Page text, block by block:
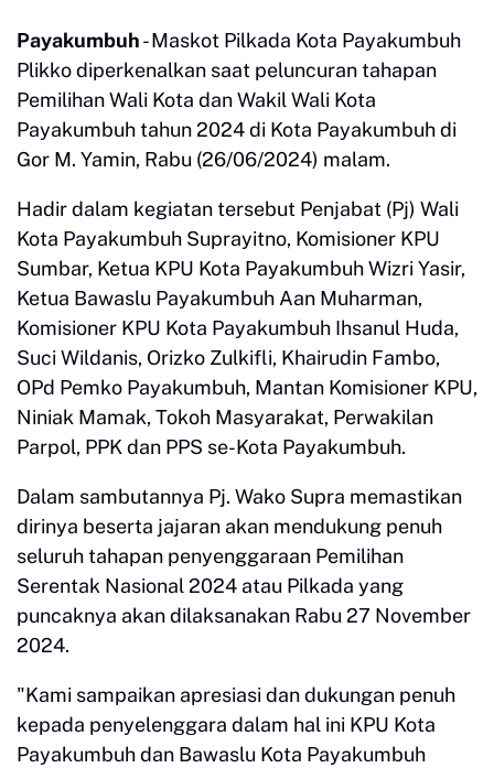
Payakumbuh- Maskot Pilkada Kota Payakumbuh
Plikko diperkenalkan saat peluncuran tahapan
Pemilihan Wali Kota dan Wakil Wali Kota
Payakumbuh tahun 2024 di Kota Payakumbuh di
Gor M. Yamin, Rabu (26/06/2024) malam.
Hadir dalam kegiatan tersebut Penjabat (Pj) Wali
Kota Payakumbuh Suprayitno, Komisioner KPU
Sumbar, Ketua KPU Kota Payakumbuh Wizri Yasir,
Ketua Bawaslu Payakumbuh Aan Muharman,
Komisioner KPU Kota Payakumbuh Ihsanul Huda,
Suci Wildanis, Orizko Zulkifli, Khairudin Fambo,
OPd Pemko Payakumbuh, Mantan Komisioner KPU,
Niniak Mamak, Tokoh Masyarakat, Perwakilan
Parpol, PPK dan PPS se-Kota Payakumbuh.
Dalam sambutannya Pj. Wako Supra memastikan
dirinya beserta jajaran akan mendukung penuh
seluruh tahapan penyenggaraan Pemilihan
Serentak Nasional 2024 atau Pilkada yang
puncaknya akan dilaksanakan Rabu 27 November
2024.
"Kami sampaikan apresiasi dan dukungan penuh
kepada penyelenggara dalam hal ini KPU Kota
Payakumbuh dan Bawaslu Kota Payakumbuh